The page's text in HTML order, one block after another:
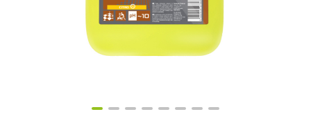
Linia ekonomiczna